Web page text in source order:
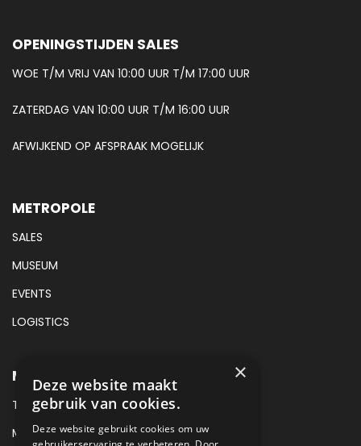
OPENINGSTIJDEN SALES
WOE T/M VRIJ VAN 10:00 UUR T/M 17:00 UUR
ZATERDAG VAN 10:00 UUR T/M 16:00 UUR
AFWIJKEND OP AFSPRAAK MOGELIJK
METROPOLE
SALES
MUSEUM
EVENTS
LOGISTICS
METROPOLE SALES CONTACT
TEL:+31 (0) 88 425 94 00
MAIL:SALES@METROPOLE.NL
×
Deze website maakt
gebruik van cookies.
Deze website gebruikt cookies om uw